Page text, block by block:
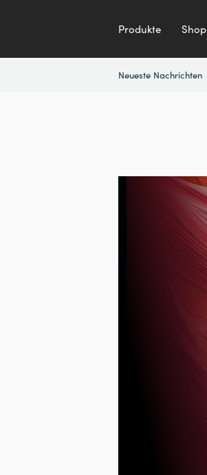
Produkte Shop
Neueste Nachrichten